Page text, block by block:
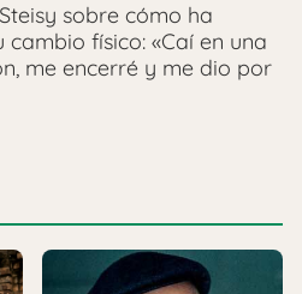
sobre cómo ha
cambio físico: «Caí en una
me encerré y me dio por